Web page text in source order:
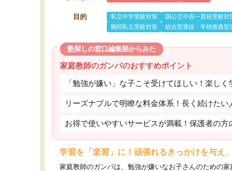
目的 私立中学受験対策 国公立中高一貫校受験対
難関私立受験対策
総合型選抜・学校推薦型
塾探しの窓口編集部からみた
家庭教師のガンバのおすすめポイント
「勉強が嫌い」な子こそ受けてほしい！楽し
リーズナブルで明瞭な料金体系！長く続けたい
お得で使いやすいサービスが満載！保護者の方
学習を「楽習」に！頑張れるきっかけを与え
家庭教師のガンバは、勉強が嫌いなお子さんのための